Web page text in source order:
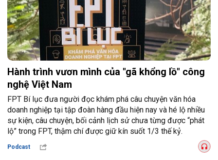
Hành trình vươn mình của "gã khổng lồ" công
nghệ Việt Nam
FPT Bí lục đưa người đọc khám phá câu chuyện văn hóa
doanh nghiệp tại tập đoàn hàng đầu hiện nay và hé lộ nhiều
sự kiện, câu chuyện, bối cảnh lịch sử chưa từng được “phát
lộ” trong FPT, thậm chí được giữ kín suốt 1/3 thế kỷ.
Podcast